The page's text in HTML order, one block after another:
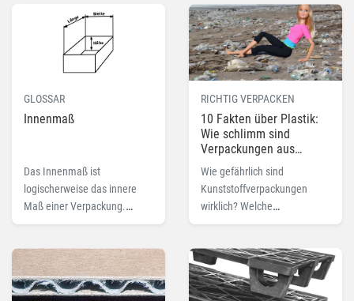
Deutschen Post. Lesen Sie
hier mehr.
GLOSSAR
Innenmaß
Das Innenmaß ist
logischerweise das innere
Maß einer Verpackung.
Lesen Sie hier mehr zu dem
RICHTIG VERPACKEN
10 Fakten über Plastik:
Wie schlimm sind
Verpackungen aus
Kunststoff wirklich?
Wie gefährlich sind
Kunststoffverpackungen
wirklich? Welche
Auswirkungen hat das
Gibt es Alternativen? 10
interessante Fakten,
Geschichten und Tipps im